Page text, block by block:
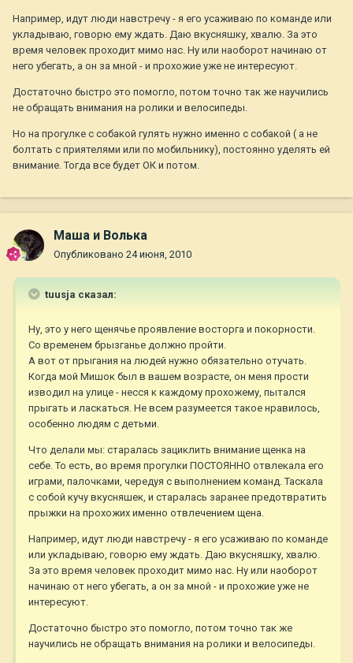
Например, идут люди навстречу - я его усаживаю по команде или
укладываю, говорю ему ждать. Даю вкусняшку, хвалю. За это
время человек проходит мимо нас. Ну или наоборот начинаю от
него убегать, а он за мной - и прохожие уже не интересуют.
Достаточно быстро это помогло, потом точно так же научились
не обращать внимания на ролики и велосипеды.
Но на прогулке с собакой гулять нужно именно с собакой ( а не
болтать с приятелями или по мобильнику), постоянно уделять ей
внимание. Тогда все будет ОК и потом.
Маша и Волька
Опубликовано 24 июня, 2010
tuusja сказал:
Ну, это у него щенячье проявление восторга и покорности.
Со временем брызганье должно пройти.
А вот от прыгания на людей нужно обязательно отучать.
Когда мой Мишок был в вашем возрасте, он меня прости
изводил на улице - несся к каждому прохожему, пытался
прыгать и ласкаться. Не всем разумеется такое нравилось,
особенно людям с детьми.
Что делали мы: старалась зациклить внимание щенка на
себе. То есть, во время прогулки ПОСТОЯННО отвлекала его
играми, палочками, чередуя с выполнением команд. Таскала
с собой кучу вкусняшек, и старалась заранее предотвратить
прыжки на прохожих именно отвлечением щена.
Например, идут люди навстречу - я его усаживаю по команде
или укладываю, говорю ему ждать. Даю вкусняшку, хвалю.
За это время человек проходит мимо нас. Ну или наоборот
начинаю от него убегать, а он за мной - и прохожие уже не
интересуют.
Достаточно быстро это помогло, потом точно так же
научились не обращать внимания на ролики и велосипеды.